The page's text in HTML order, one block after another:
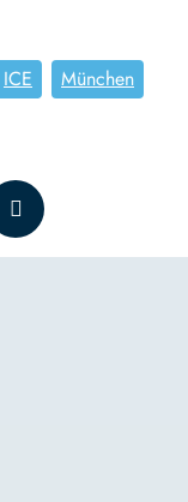
ICE
München